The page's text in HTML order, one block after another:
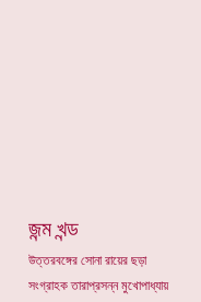
জন্ম খন্ড
উত্তরবঙ্গের সোনা রায়ের ছড়া
সংগ্রাহক তারাপ্রসন্ন মুখোপাধ্যায়